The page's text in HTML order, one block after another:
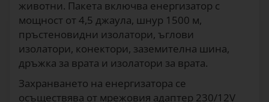
животни. Пакета включва енергизатор с
мощност от 4,5 джаула, шнур 1500 м,
пръстеновидни изолатори, ъглови
изолатори, конектори, заземителна шина,
дръжка за врата и изолатори за врата.
Захранването на енергизатора се
осъществява от мрежовия адаптер 230/12V